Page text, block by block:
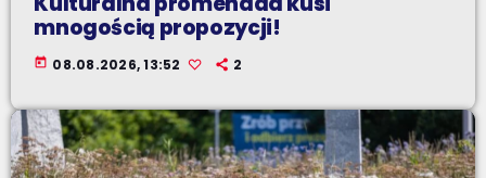
mnogością propozycji!
today 08.08.2026, 13:52 2